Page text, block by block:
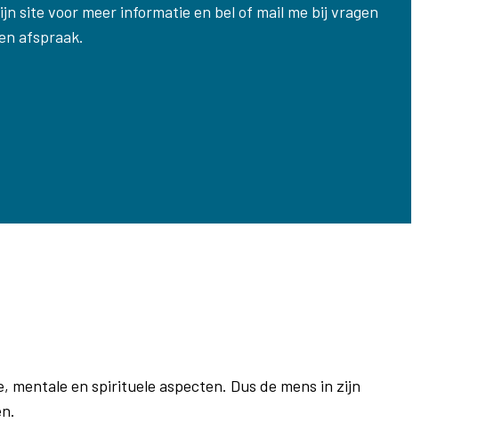
site voor meer informatie en bel of mail me bij vragen
afspraak.
mentale en spirituele aspecten. Dus de mens in zijn